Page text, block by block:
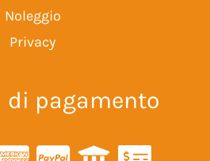
Noleggio
Privacy
di pagamento